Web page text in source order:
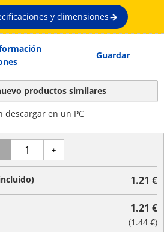
y dimensiones
Guardar
productos similares
descargar en un PC
- +
1.21 €
1.21 €
(1.44 €)